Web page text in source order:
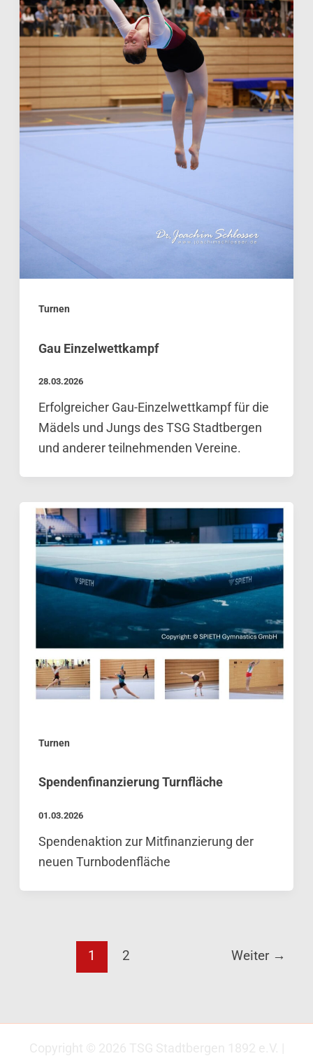
Turnen
Gau Einzelwettkampf
28.03.2026
Erfolgreicher Gau-Einzelwettkampf für die
Mädels und Jungs des TSG Stadtbergen
und anderer teilnehmenden Vereine.
Turnen
Spendenfinanzierung Turnfläche
01.03.2026
Spendenaktion zur Mitfinanzierung der
neuen Turnbodenfläche
1 2 Weiter →